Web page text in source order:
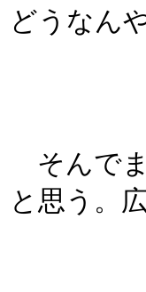
どうなん
そんで
と思う。